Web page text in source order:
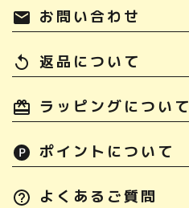
mail お問い合わせ
replay 返品について
ラッピングについて
ポイントについて
よくあるご質問